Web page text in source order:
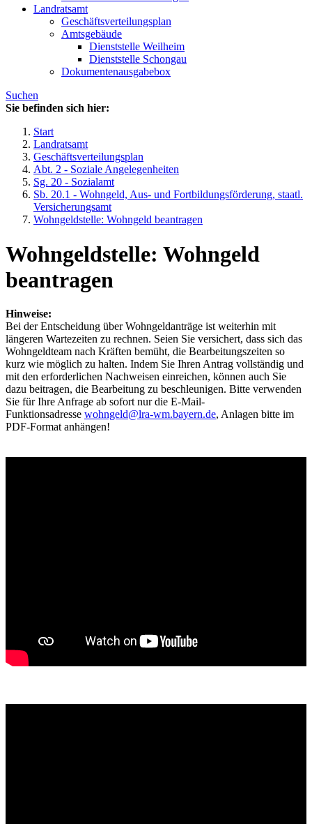
Landratsamt
Geschäftsverteilungsplan
Amtsgebäude
Dienststelle Weilheim
Dienststelle Schongau
Dokumentenausgabebox
Suchen
Sie befinden sich hier:
Start
Landratsamt
Geschäftsverteilungsplan
Abt. 2 - Soziale Angelegenheiten
Sg. 20 - Sozialamt
Sb. 20.1 - Wohngeld, Aus- und Fortbildungsförderung, staatl.
Versicherungsamt
Wohngeldstelle: Wohngeld beantragen
Wohngeldstelle: Wohngeld
beantragen
Hinweise:
Bei der Entscheidung über Wohngeldanträge ist weiterhin mit
längeren Wartezeiten zu rechnen. Seien Sie versichert, dass sich das
Wohngeldteam nach Kräften bemüht, die Bearbeitungszeiten so
kurz wie möglich zu halten. Indem Sie Ihren Antrag vollständig und
mit den erforderlichen Nachweisen einreichen, können auch Sie
dazu beitragen, die Bearbeitung zu beschleunigen. Bitte verwenden
Sie für Ihre Anfrage ab sofort nur die E-Mail-
Funktionsadresse wohngeld@lra-wm.bayern.de, Anlagen bitte im
PDF-Format anhängen!